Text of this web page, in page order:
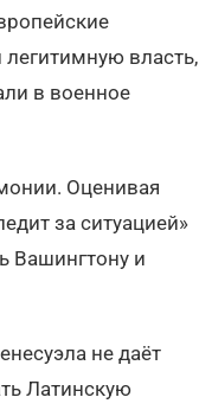
власть,
в военное
Оценивая
за ситуацией»
Вашингтону и
не даёт
Латинскую